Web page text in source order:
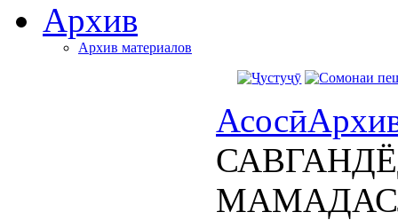
Архив
Архив материалов
Асосӣ